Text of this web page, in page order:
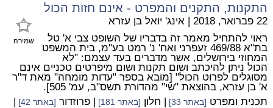
התקנות, התקנים והמפרט - אינם חזות הכול
שמירה
22 פברואר, 2018 | אינג' יואל בן עזרא
ראוי להתחיל מאמר זה בדבריו של השופט צבי א' טל
בת"א 469/88 זעפרני ואח' נ' רמט בע"מ, בית המשפט
המחוזי בירושלים, אשר מדברים בעד עצמם: "לא
הכול ניתן להיכתב ושום תקנות ושום מיפרטים טכניים אינם
מסוגלים לפרוט הכול" [מובא בספר "עדות מומחה" מאת ד"ר
א' בן עזרא, בהוצאת "שי" מהדורת תשס"ב, עמ' 505].
תכנית ומפרט [באתר 33] | חלון [באתר 181] | פרוזדור [באתר 42]
|